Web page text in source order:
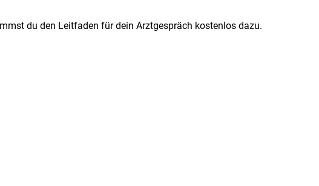
du den Leitfaden für dein Arztgespräch kostenlos dazu.